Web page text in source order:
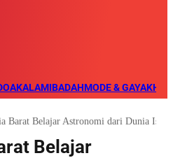
KALAMIBADAHMODE & GAYA
Barat Belajar Astronomi dari Dunia Islam
Belajar